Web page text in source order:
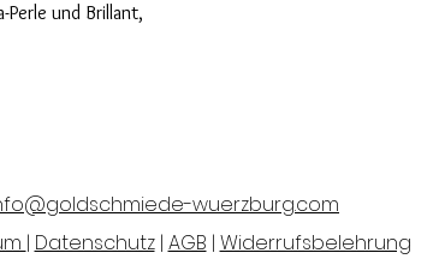
und Brillant,
wuerzburg.com
| Datenschutz| AGB | Widerrufsbelehrung